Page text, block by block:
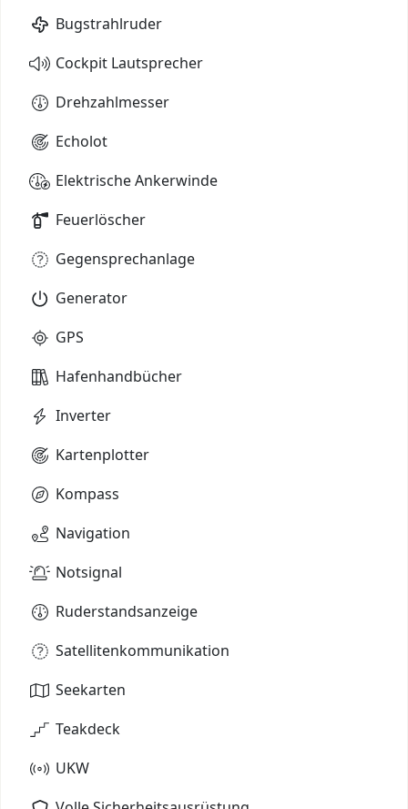
Bugstrahlruder
Cockpit Lautsprecher
Drehzahlmesser
Echolot
Elektrische Ankerwinde
Feuerlöscher
Gegensprechanlage
Generator
GPS
Hafenhandbücher
Inverter
Kartenplotter
Kompass
Navigation
Notsignal
Ruderstandsanzeige
Satellitenkommunikation
Seekarten
Teakdeck
UKW